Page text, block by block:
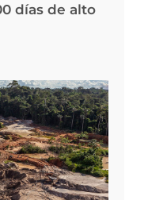
días de alto